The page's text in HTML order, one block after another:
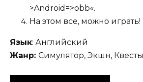
>Android=>obb«.
На этом все, можно играть!
Язык: Английский
Жанр: Симулятор, Экшн, Квесты